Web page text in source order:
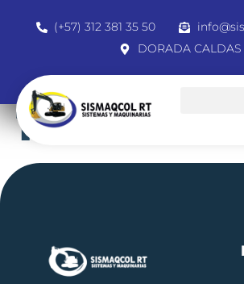
(+57) 312 381 35 50
DORADA CALDAS
1007322774